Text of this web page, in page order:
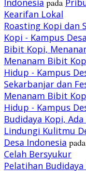
Indonesia pada
Kearifan Lokal
Roasting Kopi dan
Kopi - Kampus
Bibit Kopi,
Menanam Bibit
Hidup - Kampus
Sekarbanjar dan
Menanam Bibit
Hidup - Kampus
Budidaya Kopi,
Lindungi Kulitmu
Desa Indonesia pada
Celah Bersyukur
Pelatihan